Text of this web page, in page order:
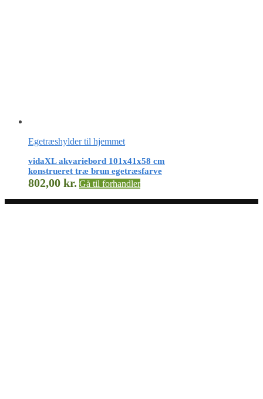
Egetræshylder til hjemmet
vidaXL akvariebord 101x41x58 cm
konstrueret træ brun egetræsfarve
802,00 kr. Gå til forhandler